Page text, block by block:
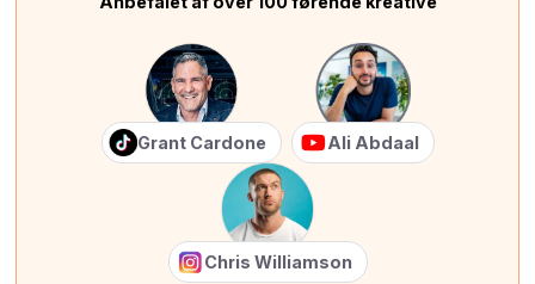
Grant Cardone Ali Abdaal
Chris Williamson